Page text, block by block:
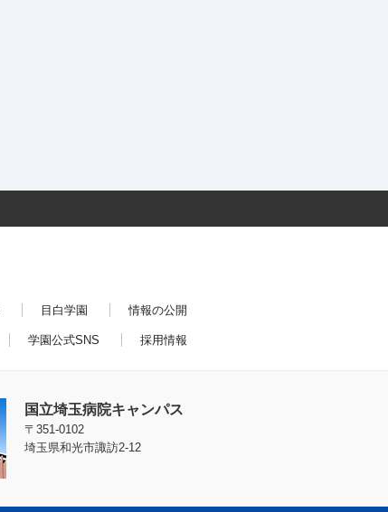
目白学園 情報の公開
学園公式SNS 採用情報
国立埼玉病院キャンパス
〒351-0102
埼玉県和光市諏訪2-12